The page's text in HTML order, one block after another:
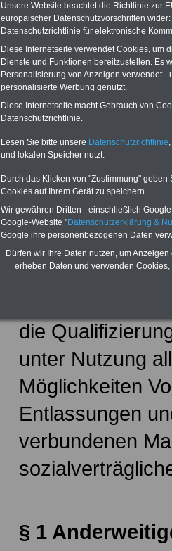
beamtenbund
wird für die
Beschäftigten,
finden,
Die
darüber einig,
die
unter Nutzung
Möglichkeiten
Entlassungen
verbundenen
§ 1
Unsere Website beachtet die Richtlinie zur
europäischer Datenschutzvorschriften
Datenschutzrichtlinie für elektronische
Diese Internetseite verwendet Cookies, um
Dienste und Funktionen bereitzustellen. Es
Personalisierung von Anzeigen verwendet
personalisierte Werbung genutzt.
Diese Internetseite macht Gebrauch von
Datenschutzrichtlinie.
Lesen Sie bitte unsere Datenschutzrichtlinie
und lokalen Speicher nutzt.
Durch das Klicken von "Zustimmung"
Cookies auf Ihrem Gerät zu speichern.
Wir gewähren Dritten - einschließlich
Google-Website "Datenschutzerklärung &
Google ihre personenbezogenen Daten
Dürfen wir Ihre Daten nutzen, um
erheben Daten und verwenden